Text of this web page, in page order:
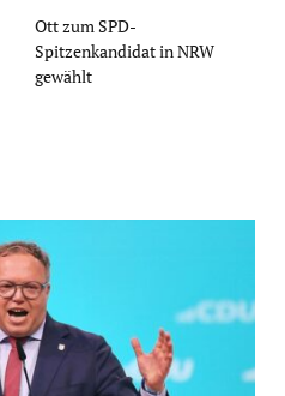
Ott zum SPD-
Spitzenkandidat in NRW
gewählt